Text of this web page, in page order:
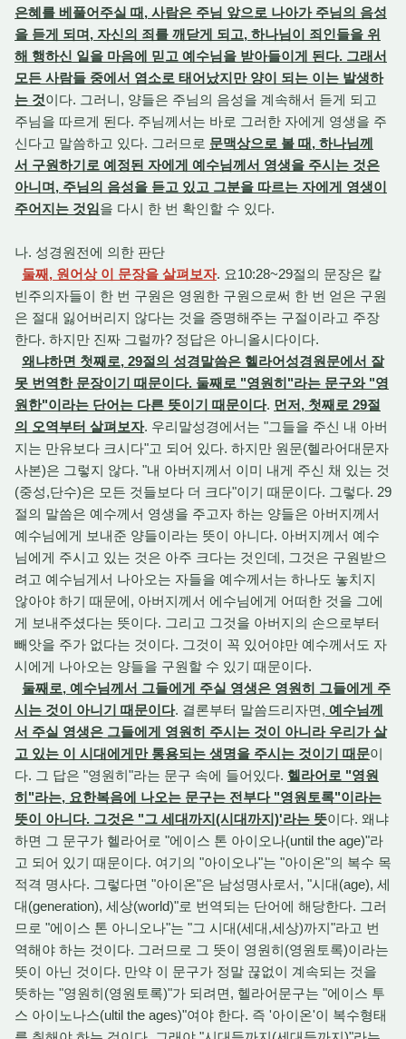
은혜를 베풀어주실 때, 사람은 주님 앞으로 나아가 주님의 음성
을 듣게 되며, 자신의 죄를 깨닫게 되고, 하나님이 죄인들을 위
해 행하신 일을 마음에 믿고 예수님을 받아들이게 된다. 그래서
모든 사람들 중에서 염소로 태어났지만 양이 되는 이는 발생하
는 것이다. 그러니, 양들은 주님의 음성을 계속해서 듣게 되고
주님을 따르게 된다. 주님께서는 바로 그러한 자에게 영생을 주
신다고 말씀하고 있다. 그러므로 문맥상으로 볼 때, 하나님께
서 구원하기로 예정된 자에게 예수님께서 영생을 주시는 것은
아니며, 주님의 음성을 듣고 있고 그분을 따르는 자에게 영생이
주어지는 것임을 다시 한 번 확인할 수 있다.
나. 성경원전에 의한 판단
둘째, 원어상 이 문장을 살펴보자. 요10:28~29절의 문장은 칼
빈주의자들이 한 번 구원은 영원한 구원으로써 한 번 얻은 구원
은 절대 잃어버리지 않다는 것을 증명해주는 구절이라고 주장
한다. 하지만 진짜 그럴까? 정답은 아니올시다이다.
왜냐하면 첫째로, 29절의 성경말씀은 헬라어성경원문에서 잘
못 번역한 문장이기 때문이다. 둘째로 "영원히"라는 문구와 "영
원한"이라는 단어는 다른 뜻이기 때문이다. 먼저, 첫째로 29절
의 오역부터 살펴보자. 우리말성경에서는 "그들을 주신 내 아버
지는 만유보다 크시다"고 되어 있다. 하지만 원문(헬라어대문자
사본)은 그렇지 않다. "내 아버지께서 이미 내게 주신 채 있는 것
(중성,단수)은 모든 것들보다 더 크다"이기 때문이다. 그렇다. 29
절의 말씀은 예수께서 영생을 주고자 하는 양들은 아버지께서
예수님에게 보내준 양들이라는 뜻이 아니다. 아버지께서 예수
님에게 주시고 있는 것은 아주 크다는 것인데, 그것은 구원받으
려고 예수님게서 나아오는 자들을 예수께서는 하나도 놓치지
않아야 하기 때문에, 아버지께서 에수님에게 어떠한 것을 그에
게 보내주셨다는 뜻이다. 그리고 그것을 아버지의 손으로부터
빼앗을 주가 없다는 것이다. 그것이 꼭 있어야만 예수께서도 자
시에게 나아오는 양들을 구원할 수 있기 때문이다.
둘째로, 예수님께서 그들에게 주실 영생은 영원히 그들에게 주
시는 것이 아니기 때문이다. 결론부터 말씀드리자면, 예수님께
서 주실 영생은 그들에게 영원히 주시는 것이 아니라 우리가 살
고 있는 이 시대에게만 통용되는 생명을 주시는 것이기 때문이
다. 그 답은 "영원히"라는 문구 속에 들어있다. 헬라어로 "영원
히"라는, 요한복음에 나오는 문구는 전부다 "영원토록"이라는
뜻이 아니다. 그것은 "그 세대까지(시대까지)'라는 뜻이다. 왜냐
하면 그 문구가 헬라어로 "에이스 톤 아이오나(until the age)"라
고 되어 있기 때문이다. 여기의 "아이오나"는 "아이온"의 복수 목
적격 명사다. 그렇다면 "아이온"은 남성명사로서, "시대(age), 세
대(generation), 세상(world)"로 번역되는 단어에 해당한다. 그러
므로 "에이스 톤 아니오나"는 "그 시대(세대,세상)까지"라고 번
역해야 하는 것이다. 그러므로 그 뜻이 영원히(영원토록)이라는
뜻이 아닌 것이다. 만약 이 문구가 정말 끊없이 계속되는 것을
뜻하는 "영원히(영원토록)"가 되려면, 헬라어문구는 "에이스 투
스 아이노나스(ultil the ages)"여야 한다. 즉 '아이온'이 복수형태